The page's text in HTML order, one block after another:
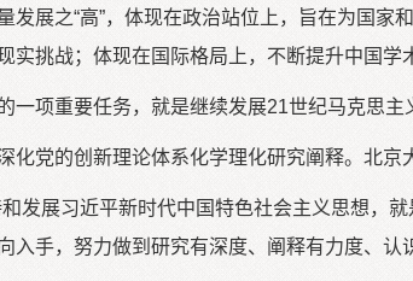
发展之“高”，体现在政治站位上，旨在为国
实挑战；体现在国际格局上，不断提升中国学
一项重要任务，就是继续发展21世纪马克思主
化党的创新理论体系化学理化研究阐释。北
发展习近平新时代中国特色社会主义思想，
入手，努力做到研究有深度、阐释有力度、认